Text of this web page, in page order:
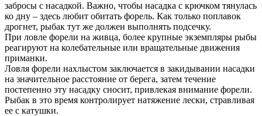
забросы с насадкой. Важно, чтобы насадка с крючком тянулась
ко дну – здесь любит обитать форель. Как только поплавок
дрогнет, рыбак тут же должен выполнять подсечку.
При ловле форели на живца, более крупные экземпляры рыбы
реагируют на колебательные или вращательные движения
приманки.
Ловля форели нахлыстом заключается в закидывании насадки
на значительное расстояние от берега, затем течение
постепенно эту насадку сносит, привлекая внимание форели.
Рыбак в это время контролирует натяжение лески, стравливая
ее с катушки.